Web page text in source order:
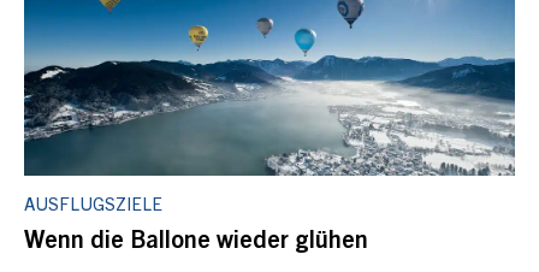
AUSFLUGSZIELE
Wenn die Ballone wieder glühen